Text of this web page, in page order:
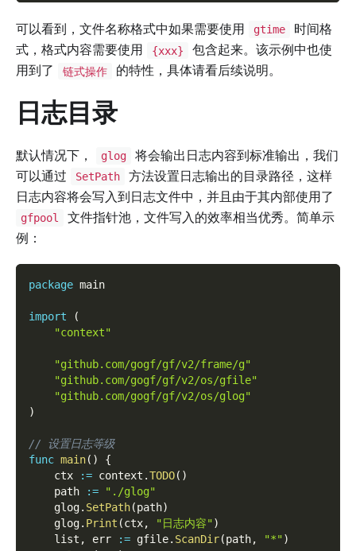
可以看到，文件名称格式中如果需要使用 gtime
时间格
式，格式内容需要使用
{xxx}
包含起来。该示例中也使
用到了
链式操作 的特性，具体请看后续说明。
日志目录
默认情况下， glog
将会输出日志内容到标准输出，我们
可以通过
SetPath
方法设置日志输出的目录路径，这样
日志内容将会写入到日志文件中，并且由于其内部使用了
gfpool
文件指针池，文件写入的效率相当优秀。简单示
例：
package main
import
(
"context"
"github.com/gogf/gf/v2/frame/g"
"github.com/gogf/gf/v2/os/gfile"
"github.com/gogf/gf/v2/os/glog"
)
// 设置日志等级
func main( )
{
    ctx
:= context .TODO( )
    path
:=
"./glog"
    glog
. SetPath(path)
    glog
. Print (ctx, "日志内容")
    list
, err := gfile. ScanDir(path, "*")